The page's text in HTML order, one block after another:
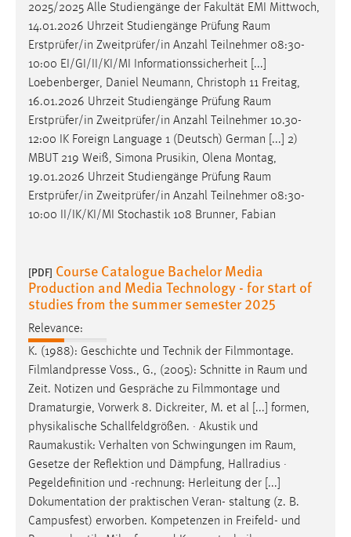
2025/2025 Alle Studiengänge der Fakultät EMI Mittwoch,
14.01.2026 Uhrzeit Studiengänge Prüfung Raum
Erstprüfer/in Zweitprüfer/in Anzahl Teilnehmer 08:30-
10:00 EI/GI/II/KI/MI Informationssicherheit [...]
Loebenberger, Daniel Neumann, Christoph 11 Freitag,
16.01.2026 Uhrzeit Studiengänge Prüfung Raum
Erstprüfer/in Zweitprüfer/in Anzahl Teilnehmer 10.30-
12:00 IK Foreign Language 1 (Deutsch) German [...] 2)
MBUT 219 Weiß, Simona Prusikin, Olena Montag,
19.01.2026 Uhrzeit Studiengänge Prüfung Raum
Erstprüfer/in Zweitprüfer/in Anzahl Teilnehmer 08:30-
10:00 II/IK/KI/MI Stochastik 108 Brunner, Fabian
[PDF] Course Catalogue Bachelor Media
Production and Media Technology - for start of
studies from the summer semester 2025
Relevance:
K. (1988): Geschichte und Technik der Filmmontage.
Filmlandpresse Voss., G., (2005): Schnitte in Raum und
Zeit. Notizen und Gespräche zu Filmmontage und
Dramaturgie, Vorwerk 8. Dickreiter, M. et al [...] formen,
physikalische Schallfeldgrößen. · Akustik und
Raumakustik: Verhalten von Schwingungen im Raum,
Gesetze der Reflektion und Dämpfung, Hallradius ·
Pegeldefinition und -rechnung: Herleitung der [...]
Dokumentation der praktischen Veran- staltung (z. B.
Campusfest) erworben. Kompetenzen in Freifeld- und